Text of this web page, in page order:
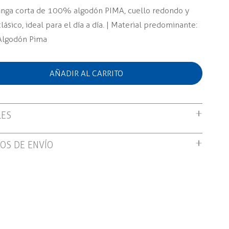
corta de 100% algodón PIMA, cuello redondo y
ideal para el día a día. | Material predominante:
Pima
AÑADIR AL CARRITO
corta de 100% algodón PIMA, cuello redondo y
DE ENVÍO